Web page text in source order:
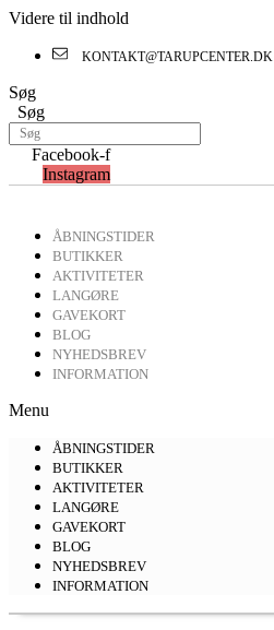
Videre til indhold
KONTAKT@TARUPCENTER.DK
Søg
Søg
Facebook-f
Instagram
ÅBNINGSTIDER
BUTIKKER
AKTIVITETER
LANGØRE
GAVEKORT
BLOG
NYHEDSBREV
INFORMATION
Menu
ÅBNINGSTIDER
BUTIKKER
AKTIVITETER
LANGØRE
GAVEKORT
BLOG
NYHEDSBREV
INFORMATION